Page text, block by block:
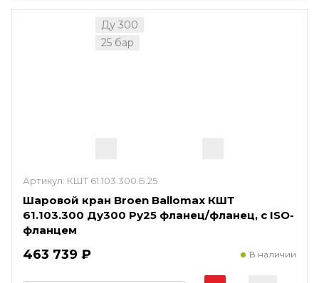
Ду 300
25 бар
Артикул: КШТ 61.103.300.Б.25
Шаровой кран Broen Ballomax КШТ
61.103.300 Ду300 Ру25 фланец/фланец, с ISO-
фланцем
463 739 ₽ В наличии